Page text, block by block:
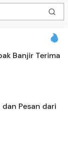
Banjir Terima
Pesan dari